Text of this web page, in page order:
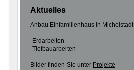
Aktuelles
Anbau Einfamilienhaus in Michelstadt
-Erdarbeiten
-Tiefbauarbeiten
Bilder finden Sie unter Projekte